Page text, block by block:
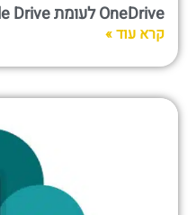
OneDrive לעומת Google Drive
קרא עוד »